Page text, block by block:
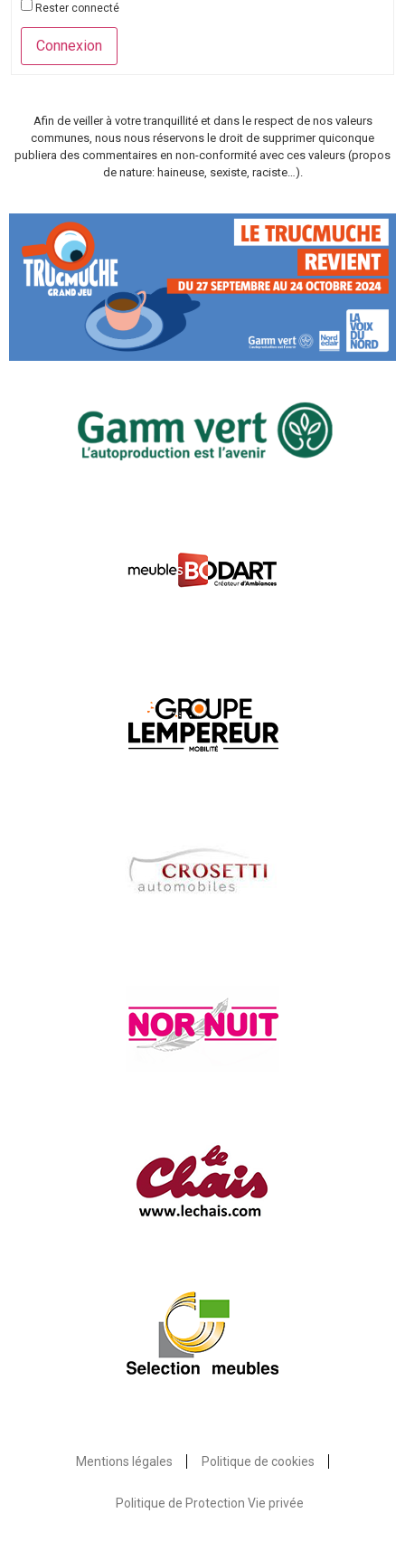
Rester connecté
Connexion
Afin de veiller à votre tranquillité et dans le respect de nos valeurs
communes, nous nous réservons le droit de supprimer quiconque
publiera des commentaires en non-conformité avec ces valeurs (propos
de nature: haineuse, sexiste, raciste…).
Mentions légales Politique de cookies
Politique de Protection Vie privée